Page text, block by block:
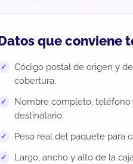
Datos que conviene
Código postal de origen y
cobertura.
Nombre completo, teléfono
destinatario.
Peso real del paquete para
Largo, ancho y alto de la